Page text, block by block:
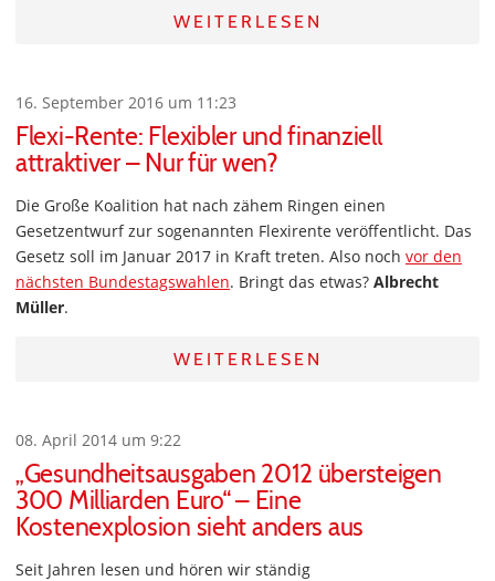
WEITERLESEN
16. September 2016 um 11:23
Flexi-Rente: Flexibler und finanziell
attraktiver – Nur für wen?
Die Große Koalition hat nach zähem Ringen einen
Gesetzentwurf zur sogenannten Flexirente veröffentlicht. Das
Gesetz soll im Januar 2017 in Kraft treten. Also noch vor den
nächsten Bundestagswahlen. Bringt das etwas? Albrecht
Müller.
WEITERLESEN
08. April 2014 um 9:22
„Gesundheitsausgaben 2012 übersteigen
300 Milliarden Euro“ – Eine
Kostenexplosion sieht anders aus
Seit Jahren lesen und hören wir ständig